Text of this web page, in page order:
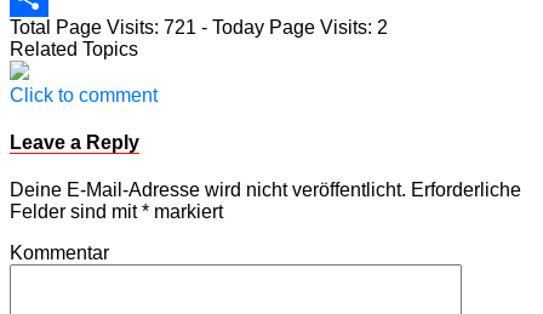
Teilen
Total Page Visits: 721 - Today Page Visits: 2
Related Topics
Click to comment
Leave a Reply
Deine E-Mail-Adresse wird nicht veröffentlicht. Erforderliche
Felder sind mit* markiert
Kommentar